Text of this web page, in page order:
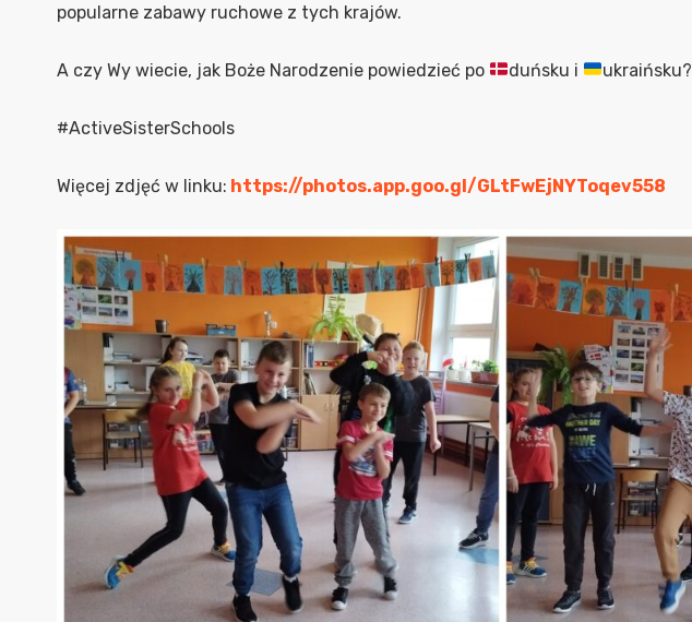
popularne zabawy ruchowe z tych krajów.
A czy Wy wiecie, jak Boże Narodzenie powiedzieć po duńsku i ukraińsku?
#ActiveSisterSchools
Więcej zdjęć w linku: https://photos.app.goo.gl/GLtFwEjNYToqev558